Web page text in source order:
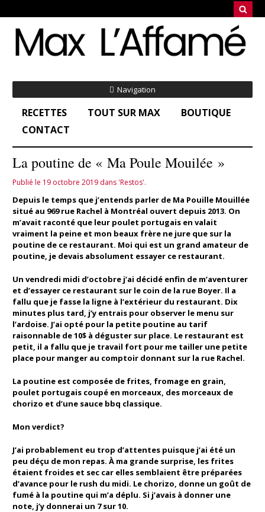
Navigation
RECETTES TOUT SUR MAX
BOUTIQUE
CONTACT
La poutine de « Ma Poule Mouilée »
Publié le 19 octobre 2019 dans 'Restos'.
Depuis le temps que j’entends parler de Ma Pouille Mouillée
situé au 969 rue Rachel à Montréal ouvert depuis 2013. On
m’avait raconté que leur poulet portugais en valait
vraiment la peine et mon beaux frère ne jure que sur la
poutine de ce restaurant. Moi qui est un grand amateur de
poutine, je devais absolument essayer ce restaurant.
Un vendredi midi d’octobre j’ai décidé enfin de m’aventurer
et d’essayer ce restaurant sur le coin de la rue Boyer. Il a
fallu que je fasse la ligne à l’extérieur du restaurant. Dix
minutes plus tard, j’y entrais pour observer le menu sur
l’ardoise. J’ai opté pour la petite poutine au tarif
raisonnable de 10$ à déguster sur place. Le restaurant est
petit, il a fallu que je travail fort pour me tailler une petite
place pour manger au comptoir donnant sur la rue Rachel.
La poutine est composée de frites, fromage en grain,
poulet portugais coupé en morceaux, des morceaux de
chorizo et d’une sauce bbq classique.
Mon verdict?
J’ai probablement eu trop d’attentes puisque j’ai été un
peu déçu de mon repas. À ma grande surprise, les frites
étaient froides et sec car elles semblaient être préparées
d’avance pour le rush du midi. Le chorizo, donne un goût de
fumé à la poutine qui m’a déplu. Si j’avais à donner une
note, j’y donnerai un 7 sur 10.